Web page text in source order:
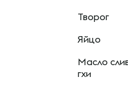
Творог
Яйцо
Масло
гхи